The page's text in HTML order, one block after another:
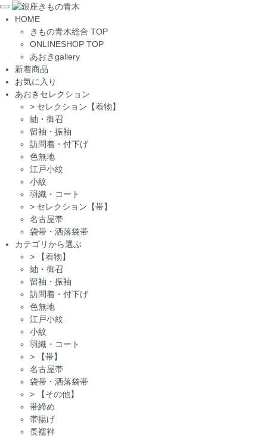
Toggle
navigation
HOME
きもの青木総合 TOP
ONLINESHOP TOP
あおきgallery
新着商品
お気に入り
あおきセレクション
> セレクション【着物】
紬・御召
留袖・振袖
訪問着・付下げ
色無地
江戸小紋
小紋
羽織・コート
> セレクション【帯】
名古屋帯
袋帯・洒落袋帯
カテゴリから選ぶ
>
【着物】
紬・御召
留袖・振袖
訪問着・付下げ
色無地
江戸小紋
小紋
羽織・コート
>
【帯】
名古屋帯
袋帯・洒落袋帯
>
【その他】
帯締め
帯揚げ
長襦袢